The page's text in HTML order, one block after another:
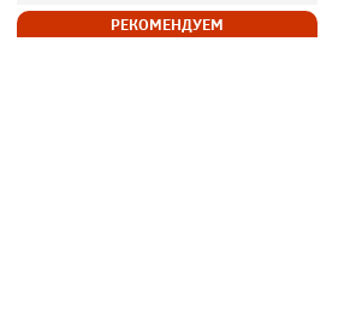
РЕКОМЕНДУЕМ